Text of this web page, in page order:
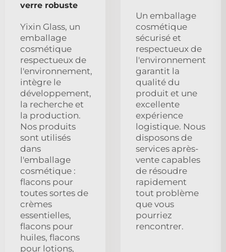
verre robuste
Yixin Glass, un
emballage
cosmétique
respectueux de
l'environnement,
intègre le
développement,
la recherche et
la production.
Nos produits
sont utilisés
dans
l'emballage
cosmétique :
flacons pour
toutes sortes de
crèmes
essentielles,
flacons pour
huiles, flacons
pour lotions,
Un emballage
cosmétique
sécurisé et
respectueux de
l'environnement
garantit la
qualité du
produit et une
excellente
expérience
logistique. Nous
disposons de
services après-
vente capables
de résoudre
rapidement
tout problème
que vous
pourriez
rencontrer.